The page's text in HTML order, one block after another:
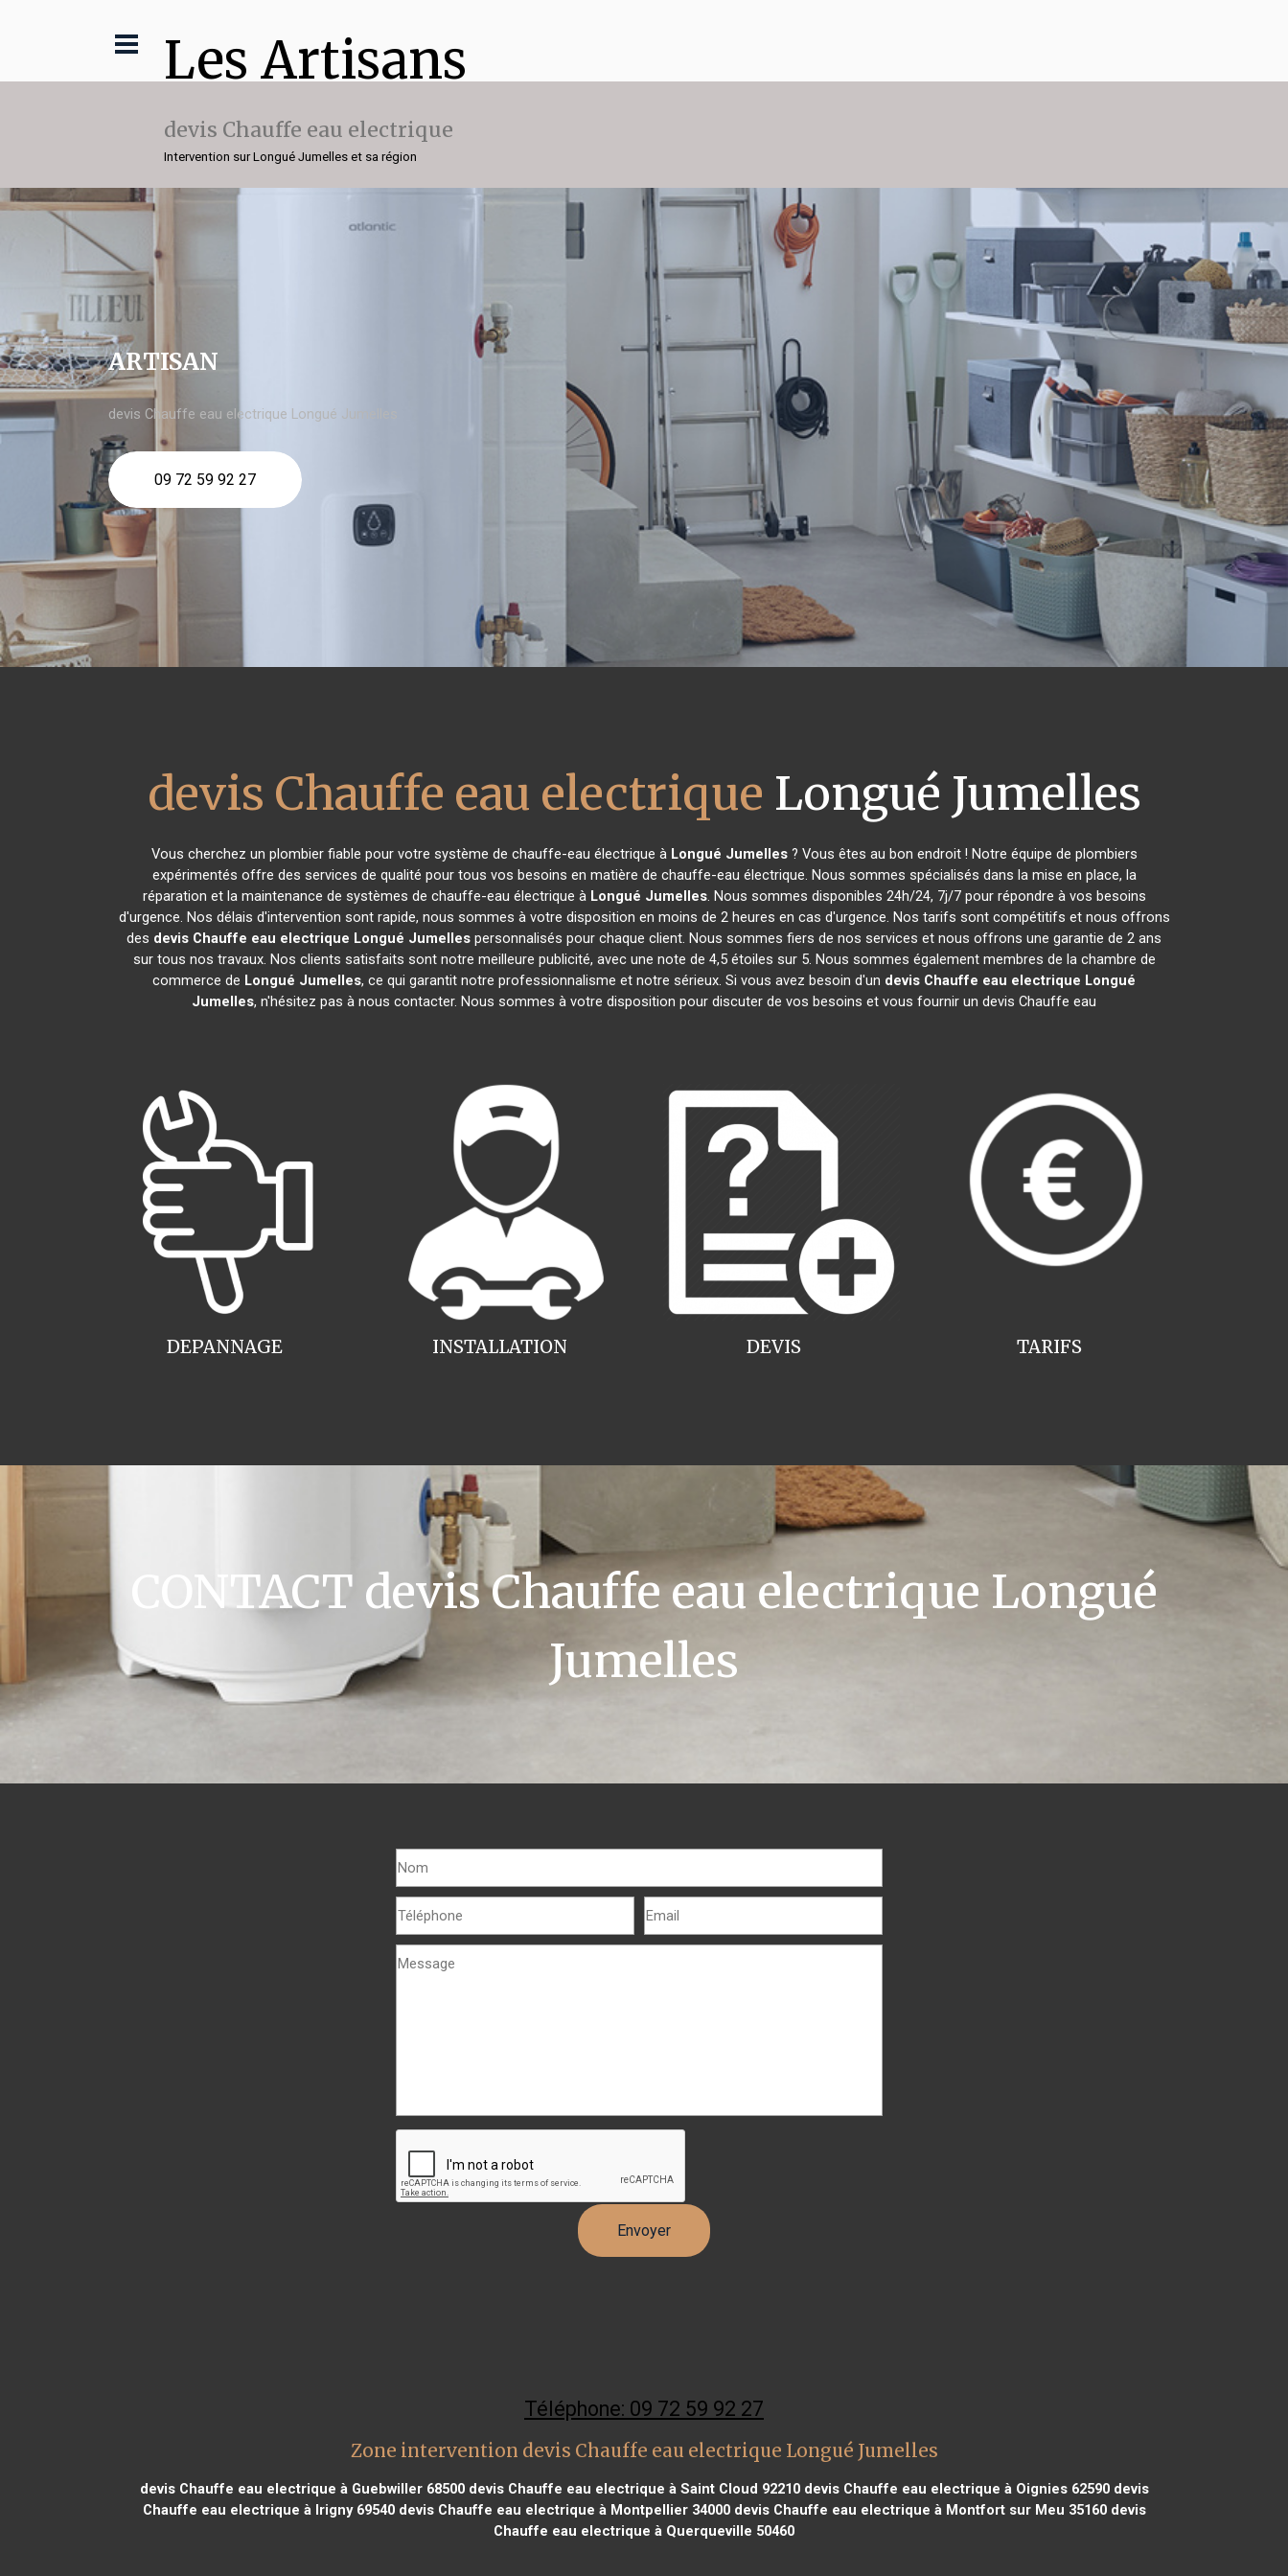
Les Artisans
devis Chauffe eau electrique
Intervention sur Longué Jumelles et sa région
ARTISAN
devis Chauffe eau electrique Longué Jumelles
09 72 59 92 27
devis Chauffe eau electrique Longué Jumelles
Vous cherchez un plombier fiable pour votre système de chauffe-eau électrique à Longué Jumelles? Vous êtes au bon endroit ! Notre équipe de plombiers
expérimentés offre des services de qualité pour tous vos besoins en matière de chauffe-eau électrique. Nous sommes spécialisés dans la mise en place, la
réparation et la maintenance de systèmes de chauffe-eau électrique à Longué Jumelles. Nous sommes disponibles 24h/24, 7j/7 pour répondre à vos besoins
d'urgence. Nos délais d'intervention sont rapide, nous sommes à votre disposition en moins de 2 heures en cas d'urgence. Nos tarifs sont compétitifs et nous offrons
des devis Chauffe eau electrique Longué Jumelles personnalisés pour chaque client. Nous sommes fiers de nos services et nous offrons une garantie de 2 ans
sur tous nos travaux. Nos clients satisfaits sont notre meilleure publicité, avec une note de 4,5 étoiles sur 5. Nous sommes également membres de la chambre de
commerce de Longué Jumelles, ce qui garantit notre professionnalisme et notre sérieux. Si vous avez besoin d'un devis Chauffe eau electrique Longué
Jumelles, n'hésitez pas à nous contacter. Nous sommes à votre disposition pour discuter de vos besoins et vous fournir un devis Chauffe eau
INSTALLATION
DEPANNAGE TARIFS
DEVIS
CONTACT devis Chauffe eau electrique Longué
Jumelles
Téléphone: 09 72 59 92 27
Zone intervention devis Chauffe eau electrique Longué Jumelles
devis Chauffe eau electrique à Guebwiller 68500devis Chauffe eau electrique à Saint Cloud 92210devis Chauffe eau electrique à Oignies 62590devis
Chauffe eau electrique à Irigny 69540devis Chauffe eau electrique à Montpellier 34000devis Chauffe eau electrique à Montfort sur Meu 35160devis
Chauffe eau electrique à Querqueville 50460